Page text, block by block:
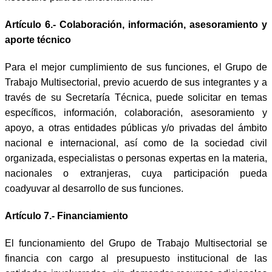
Artículo 6.- Colaboración, información, asesoramiento y
aporte técnico
Para el mejor cumplimiento de sus funciones, el Grupo de
Trabajo Multisectorial, previo acuerdo de sus integrantes y a
través de su Secretaría Técnica, puede solicitar en temas
específicos, información, colaboración, asesoramiento y
apoyo, a otras entidades públicas y/o privadas del ámbito
nacional e internacional, así como de la sociedad civil
organizada, especialistas o personas expertas en la materia,
nacionales o extranjeras, cuya participación pueda
coadyuvar al desarrollo de sus funciones.
Artículo 7.- Financiamiento
El funcionamiento del Grupo de Trabajo Multisectorial se
financia con cargo al presupuesto institucional de las